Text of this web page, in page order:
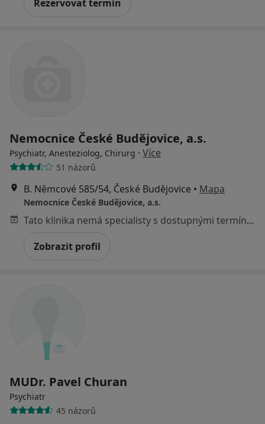
Rezervovat termín
Nemocnice České Budějovice, a.s.
Psychiatr, Anesteziolog, Chirurg · Více
51 názorů
B. Němcové 585/54, České Budějovice • Mapa
Nemocnice České Budějovice, a.s.
Tato klinika nemá specialisty s dostupnými termíny v online kalendáři
Zobrazit profil
MUDr. Pavel Churan
Psychiatr
45 názorů